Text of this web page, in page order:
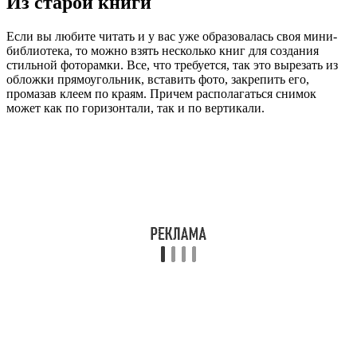
Если вы любите читать и у вас уже образовалась своя мини-
библиотека, то можно взять несколько книг для создания
стильной фоторамки. Все, что требуется, так это вырезать из
обложки прямоугольник, вставить фото, закрепить его,
промазав клеем по краям. Причем располагаться снимок
может как по горизонтали, так и по вертикали.